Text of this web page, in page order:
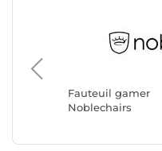
Fauteuil gamer
Noblechairs